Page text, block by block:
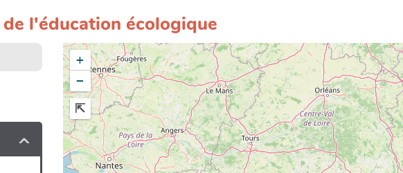
l'éducation écologique
+
−